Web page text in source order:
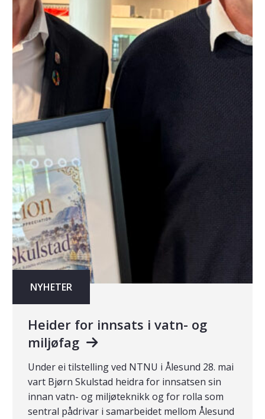
NYHETER
Heider for innsats i vatn- og
miljøfag
Under ei tilstelling ved NTNU i Ålesund 28. mai
vart Bjørn Skulstad heidra for innsatsen sin
innan vatn- og miljøteknikk og for rolla som
sentral pådrivar i samarbeidet mellom Ålesund